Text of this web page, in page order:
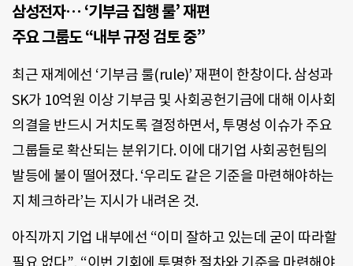
삼성전자… ‘기부금 집행 룰’ 재편
주요 그룹도 “내부 규정 검토 중”
최근 재계에선 ‘기부금 룰(rule)’ 재편이 한창이다. 삼성과
SK가 10억원 이상 기부금 및 사회공헌기금에 대해 이사회
의결을 반드시 거치도록 결정하면서, 투명성 이슈가 주요
그룹들로 확산되는 분위기다. 이에 대기업 사회공헌팀의
발등에 불이 떨어졌다. ‘우리도 같은 기준을 마련해야하는
지 체크하라’는 지시가 내려온 것.
아직까지 기업 내부에선 “이미 잘하고 있는데 굳이 따라할